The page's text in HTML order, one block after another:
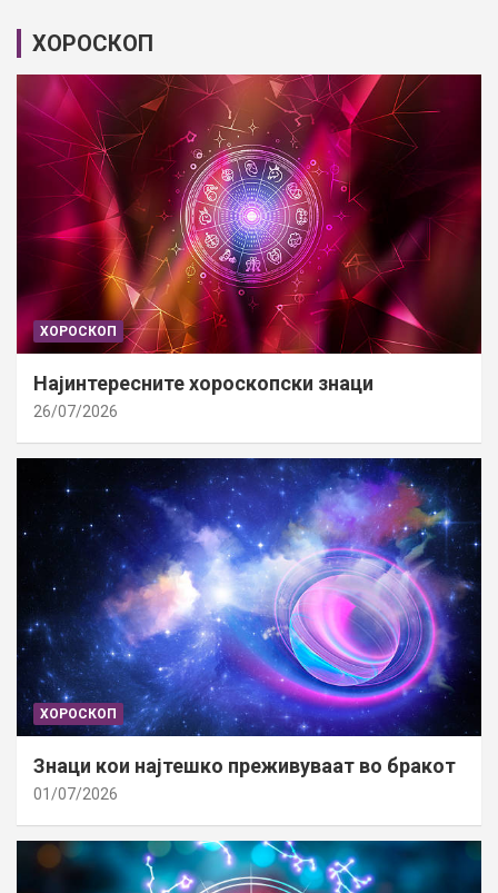
ХОРОСКОП
ХОРОСКОП
Најинтересните хороскопски знаци
26/07/2026
ХОРОСКОП
Знаци кои најтешко преживуваат во бракот
01/07/2026